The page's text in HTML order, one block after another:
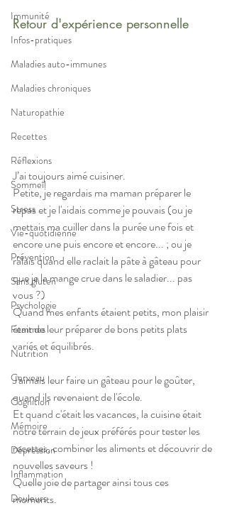
Immunité
Infos-pratiques
Maladies auto-immunes
Maladies chroniques
Naturopathie
Recettes
Réflexions
Sommeil
Stress
Vie-quotidienne
Prévention
Sans gluten
Psychologie
Femmes
Nutrition
Cerveau
Cognition
Mémoire
Dépression
Inflammation
Douleurs
Retour d'expérience personnelle
J’ai toujours aimé cuisiner.
Petite, je regardais ma maman préparer le
repas et je l'aidais comme je pouvais (ou je
mettais ma cuiller dans la purée une fois et
encore une puis encore et encore... ; ou je
râlais quand elle raclait la pâte à gâteau pour
que je la mange crue dans le saladier... pas
vous ?)
Quand mes enfants étaient petits, mon plaisir
était de leur préparer de bons petits plats
variés et équilibrés.
J'aimais leur faire un gâteau pour le goûter,
quand ils revenaient de l'école.
Et quand c'était les vacances, la cuisine était
notre terrain de jeux préférés pour tester les
recettes, combiner les aliments et découvrir de
nouvelles saveurs !
Quelle joie de partager ainsi tous ces
moments.